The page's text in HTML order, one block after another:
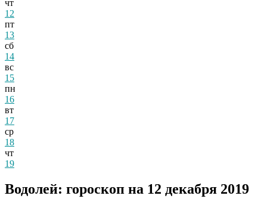
чт
12
пт
13
сб
14
вс
15
пн
16
вт
17
ср
18
чт
19
Водолей: гороскоп на 12 декабря 2019